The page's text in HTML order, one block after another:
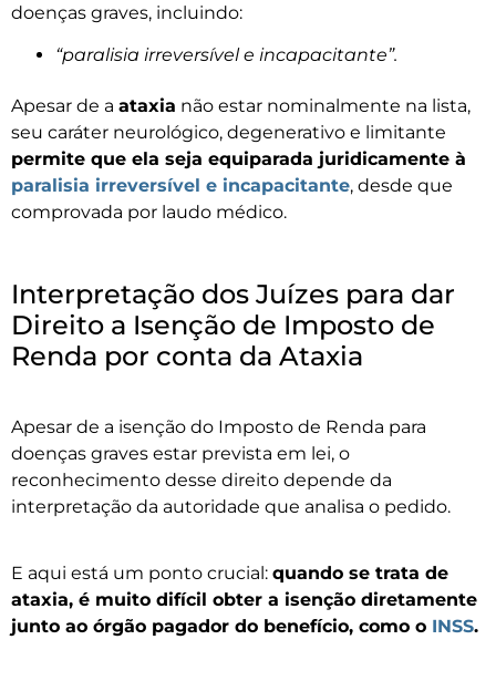
doenças graves, incluindo:
“paralisia irreversível e incapacitante”​.
Apesar de a ataxia não estar nominalmente na lista,
seu caráter neurológico, degenerativo e limitante
permite que ela seja equiparada juridicamente à
paralisia irreversível e incapacitante, desde que
comprovada por laudo médico.
Interpretação dos Juízes para dar
Direito a Isenção de Imposto de
Renda por conta da Ataxia
Apesar de a isenção do Imposto de Renda para
doenças graves estar prevista em lei, o
reconhecimento desse direito depende da
interpretação da autoridade que analisa o pedido.
E aqui está um ponto crucial: quando se trata de
ataxia, é muito difícil obter a isenção diretamente
junto ao órgão pagador do benefício, como o INSS.